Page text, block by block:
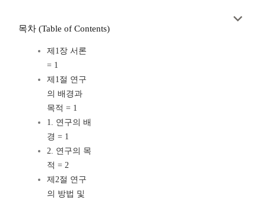
목차 (Table of Contents)
제1장 서론
= 1
제1절 연구
의 배경과
목적 = 1
1. 연구의 배
경 = 1
2. 연구의 목
적 = 2
제2절 연구
의 방법 및